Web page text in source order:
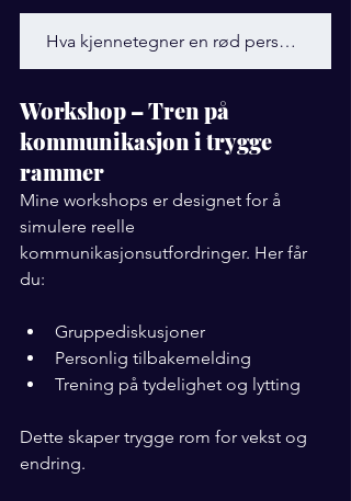
Hva kjennetegner en rød personlighet?
Workshop – Tren på
kommunikasjon i trygge
rammer
Mine workshops er designet for å
simulere reelle
kommunikasjonsutfordringer. Her får
du:
Gruppediskusjoner
Personlig tilbakemelding
Trening på tydelighet og lytting
Dette skaper trygge rom for vekst og
endring.